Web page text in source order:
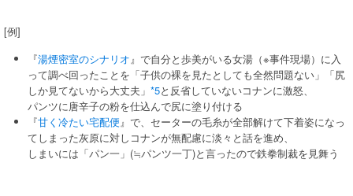
[例]
『湯煙密室のシナリオ』で自分と歩美がいる女湯（※事件現場）に入
って調べ回ったことを「子供の裸を見たとしても全然問題ない」「尻
しか見てないから大丈夫」 *5と反省していないコナンに激怒、
パンツに唐辛子の粉を仕込んで尻に塗り付ける
『甘く冷たい宅配便』で、セーターの毛糸が全部解けて下着姿になっ
てしまった灰原に対しコナンが無配慮に淡々と話を進め、
しまいには「パン一」(≒パンツ一丁)と言ったので鉄拳制裁を見舞う